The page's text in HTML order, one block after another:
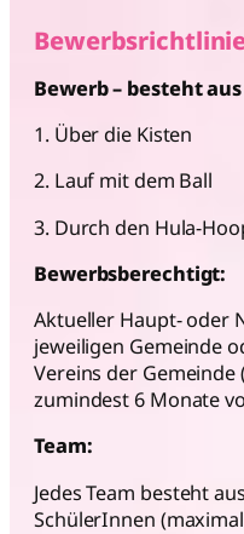
Bewerb – besteht
1. Über die Kisten
2. Lauf mit dem Ball
3. Durch den Hula-
Bewerbsberechtigt:
Aktueller Haupt- oder
jeweiligen Gemeinde
Vereins der
zumindest 6 Monate
Team:
Jedes Team besteht
SchülerInnen